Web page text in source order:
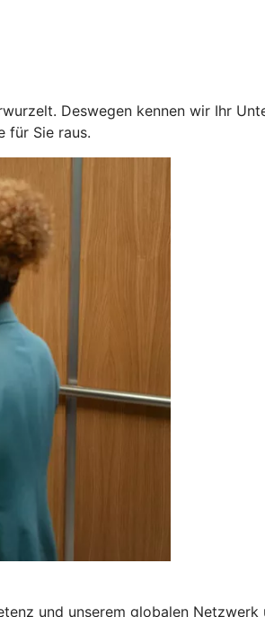
Deswegen kennen wir Ihr
für Sie raus.
und unserem globalen